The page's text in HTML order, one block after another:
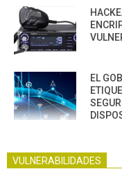
EL
VULNERABILIDADES